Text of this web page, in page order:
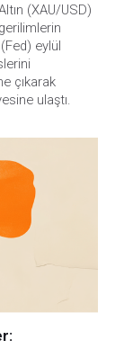
(XAU/USD)
eylül
çıkarak
ulaştı.